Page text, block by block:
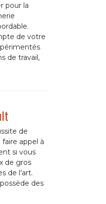
pour la
de votre
de travail,
de
appel à
si vous
de gros
de l’art.
des